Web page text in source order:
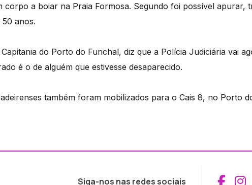
corpo a boiar na Praia Formosa. Segundo foi possível apurar,
anos.
do Porto do Funchal, diz que a Polícia Judiciária vai
é o de alguém que estivesse desaparecido.
também foram mobilizados para o Cais 8, no Porto
Siga-nos nas redes sociais